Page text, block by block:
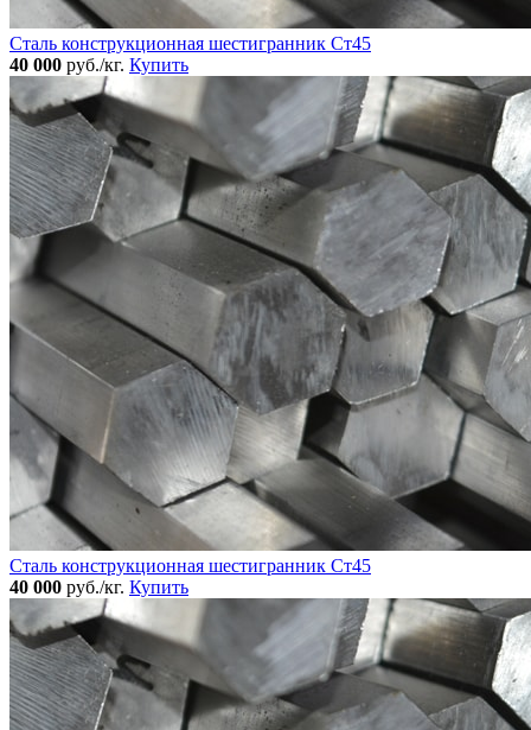
Сталь конструкционная шестигранник Ст45
40 000 руб./кг. Купить
Сталь конструкционная шестигранник Ст45
40 000 руб./кг. Купить